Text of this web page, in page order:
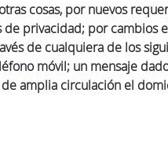
cosas, por nuevos
privacidad; por cambios
de cualquiera de los
móvil; un mensaje
amplia circulación el